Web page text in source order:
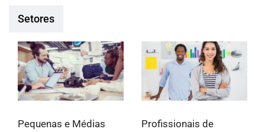
Setores
Pequenas e Médias
Profissionais de